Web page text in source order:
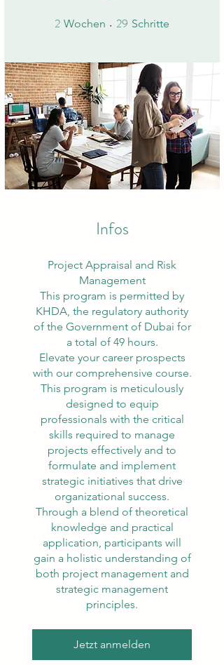
2 Wochen 2 Wochen
29 Schritte
Infos
Project Appraisal and Risk
Management
This program is permitted by
KHDA, the regulatory authority
of the Government of Dubai for
a total of 49 hours.
Elevate your career prospects
with our comprehensive course.
This program is meticulously
designed to equip
professionals with the critical
skills required to manage
projects effectively and to
formulate and implement
strategic initiatives that drive
organizational success.
Through a blend of theoretical
knowledge and practical
application, participants will
gain a holistic understanding of
both project management and
strategic management
principles.
Jetzt anmelden